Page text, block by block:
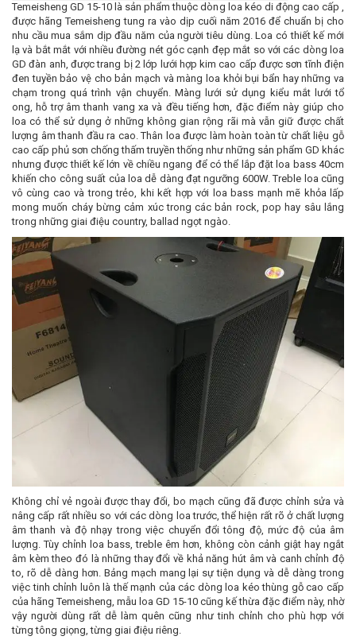
Temeisheng GD 15-10 là sản phẩm thuộc dòng loa kéo di động cao cấp ,
được hãng Temeisheng tung ra vào dịp cuối năm 2016 để chuẩn bị cho
nhu cầu mua sắm dịp đầu năm của người tiêu dùng. Loa có thiết kế mới
lạ và bắt mắt với nhiều đường nét góc cạnh đẹp mắt so với các dòng loa
GD đàn anh, được trang bị 2 lớp lưới hợp kim cao cấp được sơn tĩnh điện
đen tuyền bảo vệ cho bản mạch và màng loa khỏi bụi bẩn hay những va
chạm trong quá trình vận chuyển. Màng lưới sử dụng kiểu mắt lưới tổ
ong, hỗ trợ âm thanh vang xa và đều tiếng hơn, đặc điểm này giúp cho
loa có thể sử dụng ở những không gian rộng rãi mà vẫn giữ được chất
lượng âm thanh đầu ra cao. Thân loa được làm hoàn toàn từ chất liệu gỗ
cao cấp phủ sơn chống thấm truyền thống như những sản phẩm GD khác
nhưng được thiết kế lớn về chiều ngang để có thể lắp đặt loa bass 40cm
khiến cho công suất của loa dễ dàng đạt ngưỡng 600W. Treble loa cũng
vô cùng cao và trong trẻo, khi kết hợp với loa bass mạnh mẽ khỏa lấp
mong muốn cháy bừng cảm xúc trong các bản rock, pop hay sâu lắng
trong những giai điệu country, ballad ngọt ngào.
Không chỉ vẻ ngoài được thay đổi, bo mạch cũng đã được chỉnh sửa và
nâng cấp rất nhiều so với các dòng loa trước, thể hiện rất rõ ở chất lượng
âm thanh và độ nhạy trong việc chuyển đổi tông độ, mức độ của âm
lượng. Tùy chỉnh loa bass, treble êm hơn, không còn cảnh giật hay ngắt
âm kèm theo đó là những thay đổi về khả năng hút âm và canh chỉnh độ
to, rõ dễ dàng hơn. Bảng mạch mang lại sự tiện dụng và dễ dàng trong
việc tinh chỉnh luôn là thế mạnh của các dòng loa kéo thùng gỗ cao cấp
của hãng Temeisheng, mẫu loa GD 15-10 cũng kế thừa đặc điểm này, nhờ
vậy người dùng rất dễ làm quên cũng như tinh chỉnh cho phù hợp với
từng tông giọng, từng giai điệu riêng.